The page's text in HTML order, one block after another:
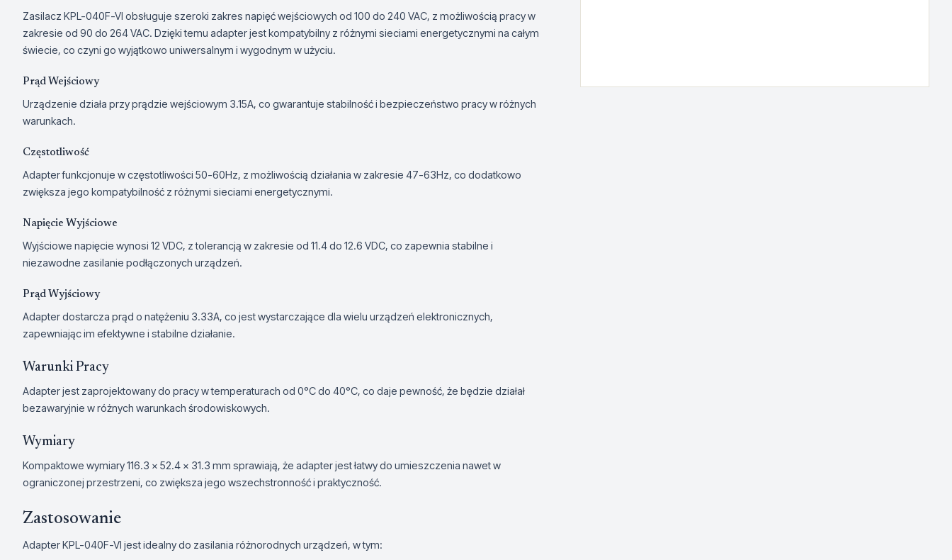
Zasilacz KPL-040F-VI obsługuje szeroki zakres napięć wejściowych od 100 do 240 VAC, z możliwością pracy w
zakresie od 90 do 264 VAC. Dzięki temu adapter jest kompatybilny z różnymi sieciami energetycznymi na całym
świecie, co czyni go wyjątkowo uniwersalnym i wygodnym w użyciu.
Prąd Wejściowy
Urządzenie działa przy prądzie wejściowym 3.15A, co gwarantuje stabilność i bezpieczeństwo pracy w różnych
warunkach.
Częstotliwość
Adapter funkcjonuje w częstotliwości 50-60Hz, z możliwością działania w zakresie 47-63Hz, co dodatkowo
zwiększa jego kompatybilność z różnymi sieciami energetycznymi.
Napięcie Wyjściowe
Wyjściowe napięcie wynosi 12 VDC, z tolerancją w zakresie od 11.4 do 12.6 VDC, co zapewnia stabilne i
niezawodne zasilanie podłączonych urządzeń.
Prąd Wyjściowy
Adapter dostarcza prąd o natężeniu 3.33A, co jest wystarczające dla wielu urządzeń elektronicznych,
zapewniając im efektywne i stabilne działanie.
Warunki Pracy
Adapter jest zaprojektowany do pracy w temperaturach od 0°C do 40°C, co daje pewność, że będzie działał
bezawaryjnie w różnych warunkach środowiskowych.
Wymiary
Kompaktowe wymiary 116.3 x 52.4 x 31.3 mm sprawiają, że adapter jest łatwy do umieszczenia nawet w
ograniczonej przestrzeni, co zwiększa jego wszechstronność i praktyczność.
Zastosowanie
Adapter KPL-040F-VI jest idealny do zasilania różnorodnych urządzeń, w tym: